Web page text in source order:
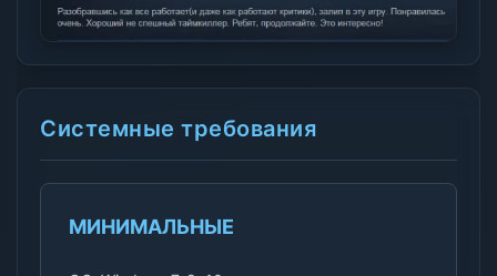
Системные требования
МИНИМАЛЬНЫЕ